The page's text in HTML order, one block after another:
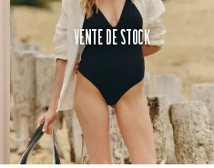
Vente de Stock